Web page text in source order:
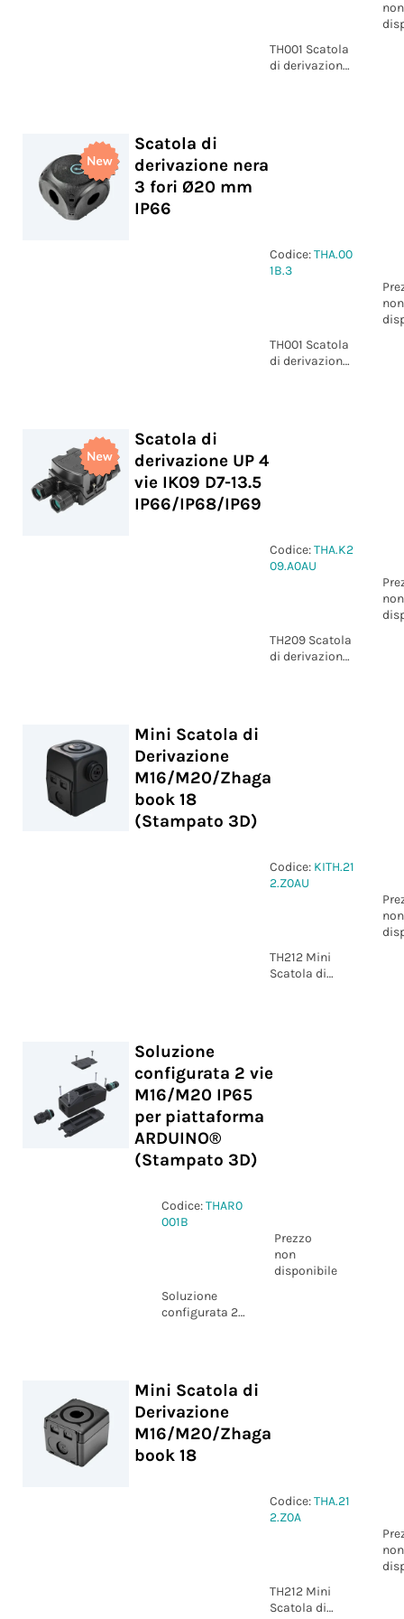
non
TH001 Scatola
di derivazione
Scatola di
derivazione nera
3 fori Ø20 mm
IP66
Codice:THA.00
1B.3
non
TH001 Scatola
di derivazione
Scatola di
derivazione UP 4
vie IK09 D7-13.5
IP66/IP68/IP69
Codice:THA.K2
09.A0AU
non
TH209 Scatola
di derivazione
Mini Scatola di
Derivazione
M16/M20/Zhaga
book 18
(Stampato 3D)
Codice: KITH.21
2.Z0AU
non
TH212 Mini
Scatola di
Soluzione
configurata 2 vie
M16/M20 IP65
per piattaforma
ARDUINO®
(Stampato 3D)
Codice:THAR0
001B
Prezzo
non
disponibile
Soluzione
configurata 2
Nicla® e
Portenta®
family
(Stampato 3D)
Mini Scatola di
Derivazione
M16/M20/Zhaga
book 18
Codice:THA.21
2.Z0A
non
TH212 Mini
Scatola di